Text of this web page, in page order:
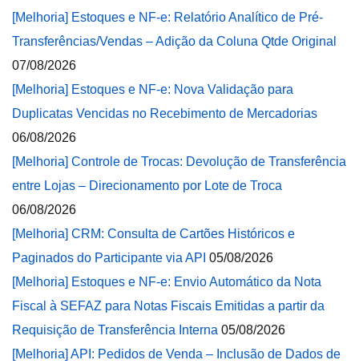
[Melhoria] Estoques e NF-e: Relatório Analítico de Pré-
Transferências/Vendas – Adição da Coluna Qtde Original
07/08/2026
[Melhoria] Estoques e NF-e: Nova Validação para
Duplicatas Vencidas no Recebimento de Mercadorias
06/08/2026
[Melhoria] Controle de Trocas: Devolução de Transferência
entre Lojas – Direcionamento por Lote de Troca
06/08/2026
[Melhoria] CRM: Consulta de Cartões Históricos e
Paginados do Participante via API 05/08/2026
[Melhoria] Estoques e NF-e: Envio Automático da Nota
Fiscal à SEFAZ para Notas Fiscais Emitidas a partir da
Requisição de Transferência Interna 05/08/2026
[Melhoria] API: Pedidos de Venda – Inclusão de Dados de